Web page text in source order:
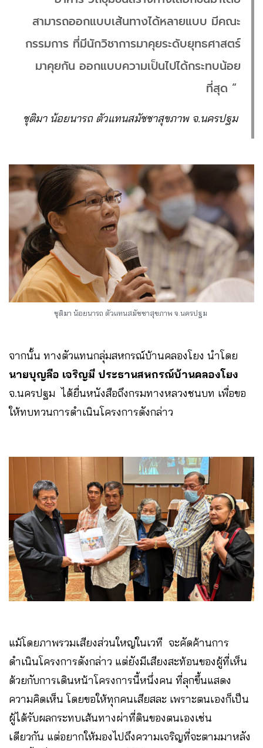
สามารถออกแบบเส้นทางได้หลายแบบ มีคณะ
กรรมการ ที่มีนักวิชาการมาคุยระดับยุทธศาสตร์
มาคุยกัน ออกแบบความเป็นไปได้กระทบน้อย
ที่สุด “
ชุติมา น้อยนารถ ตัวแทนสมัชชาสุขภาพ จ.นครปฐม
ชุติมา น้อยนารถ ตัวแทนสมัชชาสุขภาพ จ.นครปฐม
จากนั้น ทางตัวแทนกลุ่มสหกรณ์บ้านคลองโยง นำโดย
นายบุญลือ เจริญมี ประธานสหกรณ์บ้านคลองโยง
จ.นครปฐม ได้ยื่นหนังสือถึงกรมทางหลวงชนบท เพื่อขอ
ให้ทบทวนการดำเนินโครงการดังกล่าว
แม้โดยภาพรวมเสียงส่วนใหญ่ในเวที จะคัดค้านการ
ดำเนินโครงการดังกล่าว แต่ยังมีเสียงสะท้อนของผู้ที่เห็น
ด้วยกับการเดินหน้าโครงการนี้หนึ่งคน ที่ลุกขึ้นแสดง
ความคิดเห็น โดยขอให้ทุกคนเสียสละ เพราะตนเองก็เป็น
ผู้ได้รับผลกระทบเส้นทางผ่าที่ดินของตนเองเช่น
เดียวกัน แต่อยากให้มองไปถึงความเจริญที่จะตามมาหลัง